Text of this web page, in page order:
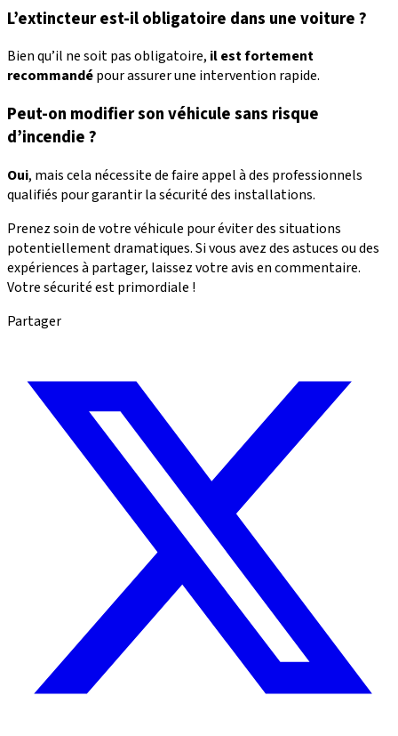
L’extincteur est-il obligatoire dans une voiture ?
Bien qu’il ne soit pas obligatoire, il est fortement
recommandépour assurer une intervention rapide.
Peut-on modifier son véhicule sans risque
d’incendie ?
Oui, mais cela nécessite de faire appel à des professionnels
qualifiés pour garantir la sécurité des installations.
Prenez soin de votre véhicule pour éviter des situations
potentiellement dramatiques. Si vous avez des astuces ou des
expériences à partager, laissez votre avis en commentaire.
Votre sécurité est primordiale !
Partager